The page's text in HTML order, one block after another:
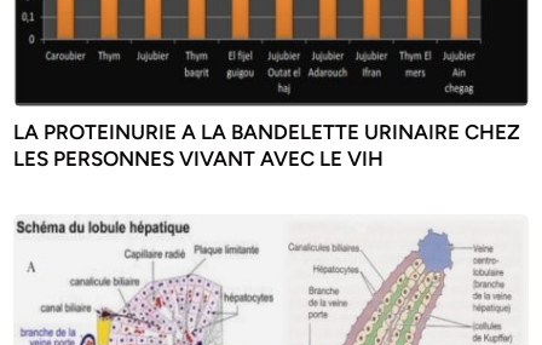
LA PROTEINURIE A LA BANDELETTE URINAIRE CHEZ
LES PERSONNES VIVANT AVEC LE VIH